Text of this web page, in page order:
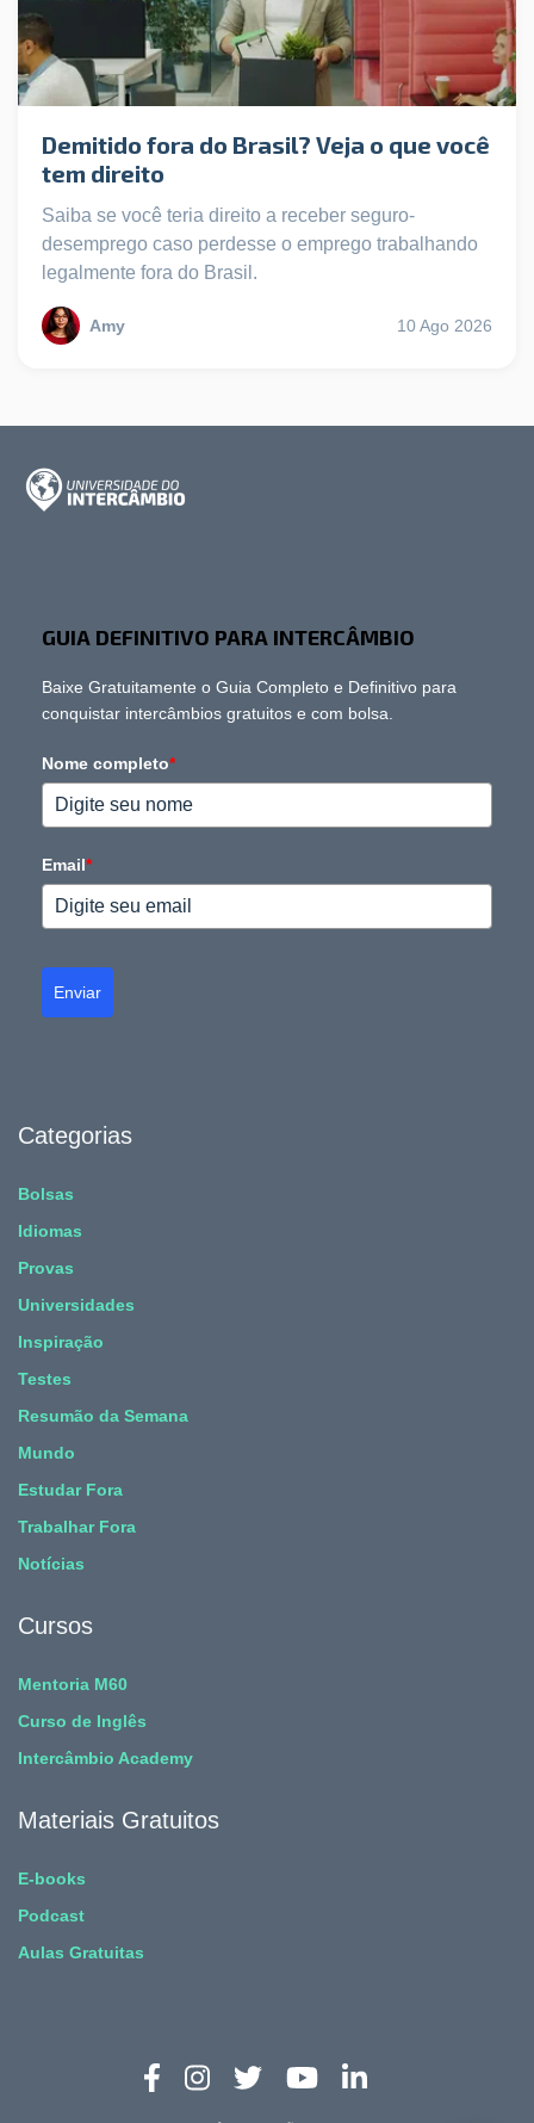
Demitido fora do Brasil? Veja o que você
tem direito
Saiba se você teria direito a receber seguro-
desemprego caso perdesse o emprego trabalhando
legalmente fora do Brasil.
Amy 10 Ago 2026
GUIA DEFINITIVO PARA INTERCÂMBIO
Baixe Gratuitamente o Guia Completo e Definitivo para
conquistar intercâmbios gratuitos e com bolsa.
Nome completo*
Email*
Enviar
Categorias
Bolsas
Idiomas
Provas
Universidades
Inspiração
Testes
Resumão da Semana
Mundo
Estudar Fora
Trabalhar Fora
Notícias
Cursos
Mentoria M60
Curso de Inglês
Intercâmbio Academy
Materiais Gratuitos
E-books
Podcast
Aulas Gratuitas